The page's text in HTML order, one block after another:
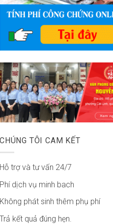
CHÚNG TÔI CAM KẾT
Hỗ trợ và tư vấn 24/7
Phí dịch vụ minh bach
Không phát sinh thêm phụ phí
Trả kết quả đúng hẹn.